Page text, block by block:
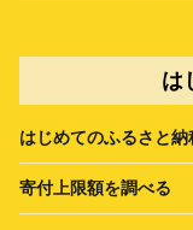
は
はじめてのふるさと納
寄付上限額を調べる